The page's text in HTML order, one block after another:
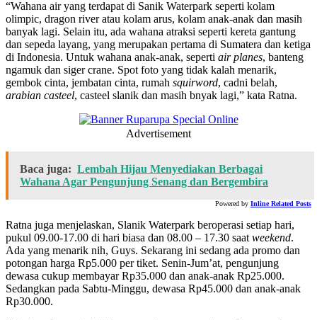
“Wahana air yang terdapat di Sanik Waterpark seperti kolam
olimpic, dragon river atau kolam arus, kolam anak-anak dan masih
banyak lagi. Selain itu, ada wahana atraksi seperti kereta gantung
dan sepeda layang, yang merupakan pertama di Sumatera dan ketiga
di Indonesia. Untuk wahana anak-anak, seperti air planes, banteng
ngamuk dan siger crane. Spot foto yang tidak kalah menarik,
gembok cinta, jembatan cinta, rumah squirword, cadni belah,
arabian casteel, casteel slanik dan masih bnyak lagi,” kata Ratna.
Advertisement
Baca juga: Lembah Hijau Menyediakan Berbagai
Wahana Agar Pengunjung Senang dan Bergembira
Powered by Inline Related Posts
Ratna juga menjelaskan, Slanik Waterpark beroperasi setiap hari,
pukul 09.00-17.00 di hari biasa dan 08.00 – 17.30 saatweekend.
Ada yang menarik nih, Guys. Sekarang ini sedang ada promo dan
potongan harga Rp5.000 per tiket. Senin-Jum’at, pengunjung
dewasa cukup membayar Rp35.000 dan anak-anak Rp25.000.
Sedangkan pada Sabtu-Minggu, dewasa Rp45.000 dan anak-anak
Rp30.000.